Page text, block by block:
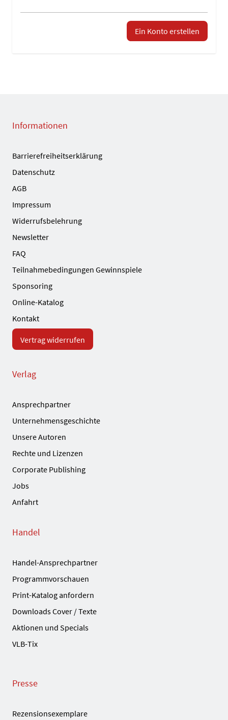
Ein Konto erstellen
Informationen
Barrierefreiheitserklärung
Datenschutz
AGB
Impressum
Widerrufsbelehrung
Newsletter
FAQ
Teilnahmebedingungen Gewinnspiele
Sponsoring
Online-Katalog
Kontakt
Vertrag widerrufen
Verlag
Ansprechpartner
Unternehmensgeschichte
Unsere Autoren
Rechte und Lizenzen
Corporate Publishing
Jobs
Anfahrt
Handel
Handel-Ansprechpartner
Programmvorschauen
Print-Katalog anfordern
Downloads Cover / Texte
Aktionen und Specials
VLB-Tix
Presse
Rezensionsexemplare